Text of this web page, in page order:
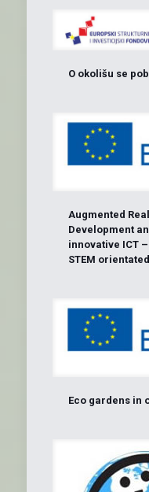
O okolišu se
Augmented
Development
innovative ICT
STEM
Eco gardens in